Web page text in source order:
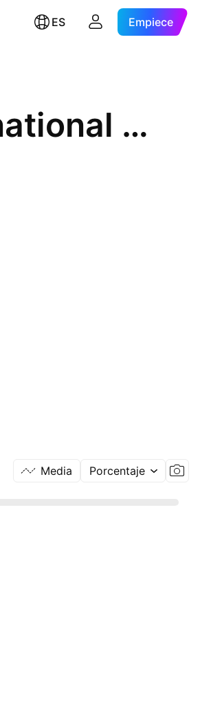
ES Empiece
Health and Happiness (H&H) International Holdings Limited
Media Porcentaje